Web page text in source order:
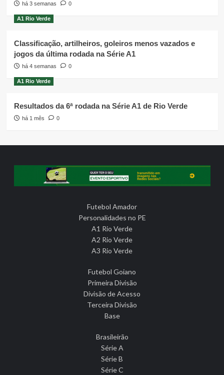
há 3 semanas 0
A1 Rio Verde
Classificação, artilheiros, goleiros menos vazados e
jogos da última rodada na Série A1
há 4 semanas 0
A1 Rio Verde
Resultados da 6ª rodada na Série A1 de Rio Verde
há 1 mês 0
Futebol Amador
Personalidades no PE
A1 Rio Verde
A2 Rio Verde
A3 Rio Verde
Futebol Goiano
Primeira Divisão
Divisão de Acesso
Terceira Divisão
Base
Brasileirão
Série A
Série B
Série C